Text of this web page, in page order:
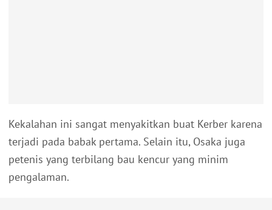
Kekalahan ini sangat menyakitkan buat Kerber karena
terjadi pada babak pertama. Selain itu, Osaka juga
petenis yang terbilang bau kencur yang minim
pengalaman.